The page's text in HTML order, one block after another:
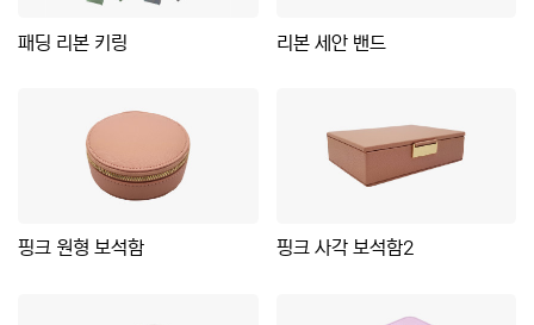
패딩 리본 키링 리본 세안 밴드
핑크 원형 보석함 핑크 사각 보석함2